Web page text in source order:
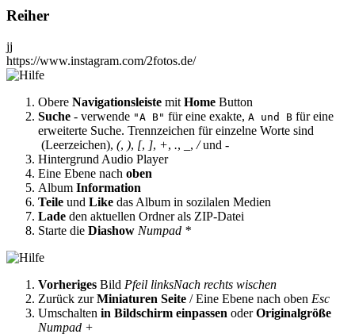
Reiher
jj
https://www.instagram.com/2fotos.de/
Obere Navigationsleiste mit Home Button
Suche - verwende "A B" für eine exakte, A und B für eine
erweiterte Suche. Trennzeichen für einzelne Worte sind
(Leerzeichen), (, ), [, ], +, ., , /und -
Hintergrund Audio Player
Eine Ebene nach oben
Album Information
Teile und Like das Album in sozilalen Medien
Lade den aktuellen Ordner als ZIP-Datei
Starte die Diashow Numpad *
Vorheriges Bild Pfeil linksNach rechts wischen
Zurück zurMiniaturen Seite / Eine Ebene nach oben Esc
Umschalten in Bildschirm einpassen oderOriginalgröße
Numpad +